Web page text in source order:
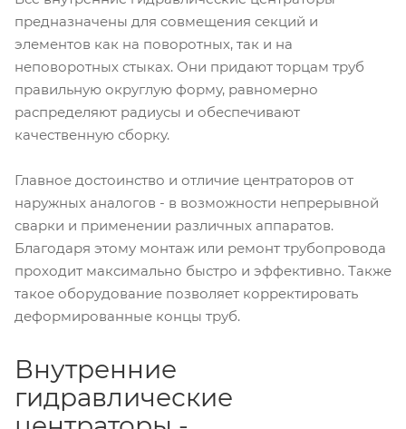
предназначены для совмещения секций и
элементов как на поворотных, так и на
неповоротных стыках. Они придают торцам труб
правильную округлую форму, равномерно
распределяют радиусы и обеспечивают
качественную сборку.
Главное достоинство и отличие центраторов от
наружных аналогов - в возможности непрерывной
сварки и применении различных аппаратов.
Благодаря этому монтаж или ремонт трубопровода
проходит максимально быстро и эффективно. Также
такое оборудование позволяет корректировать
деформированные концы труб.
Внутренние
гидравлические